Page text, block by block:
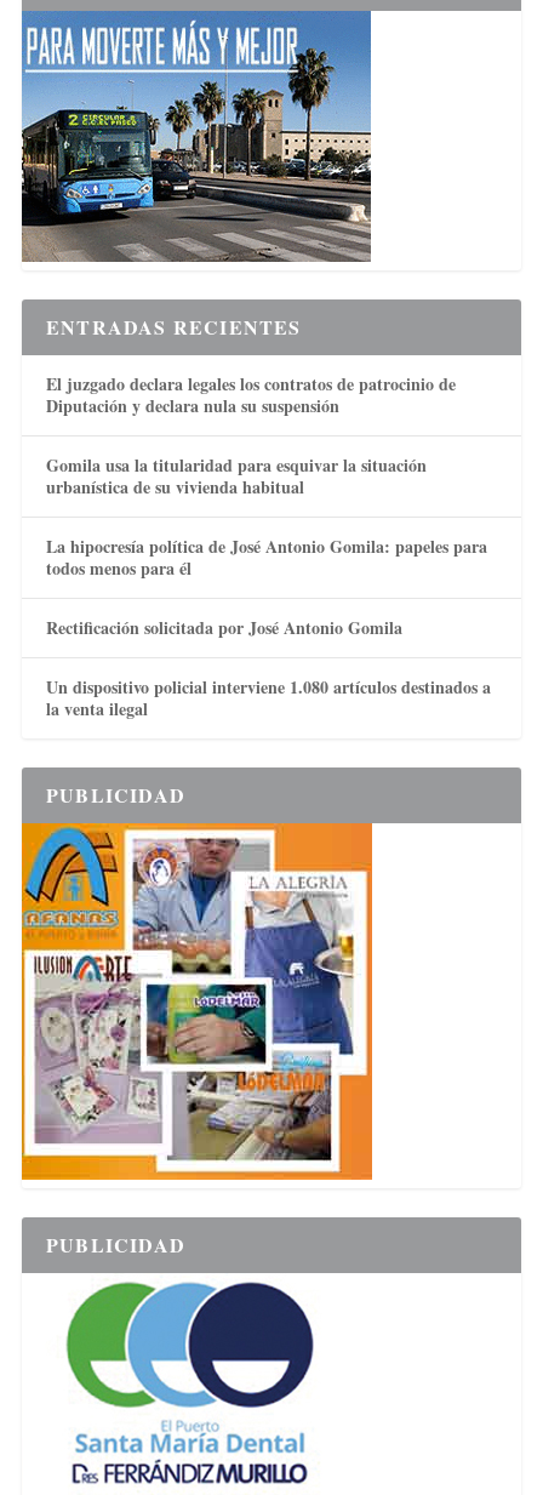
ENTRADAS RECIENTES
El juzgado declara legales los contratos de patrocinio de
Diputación y declara nula su suspensión
Gomila usa la titularidad para esquivar la situación
urbanística de su vivienda habitual
La hipocresía política de José Antonio Gomila: papeles para
todos menos para él
Rectificación solicitada por José Antonio Gomila
Un dispositivo policial interviene 1.080 artículos destinados a
la venta ilegal
PUBLICIDAD
PUBLICIDAD